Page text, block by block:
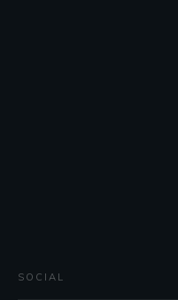
SOCIAL